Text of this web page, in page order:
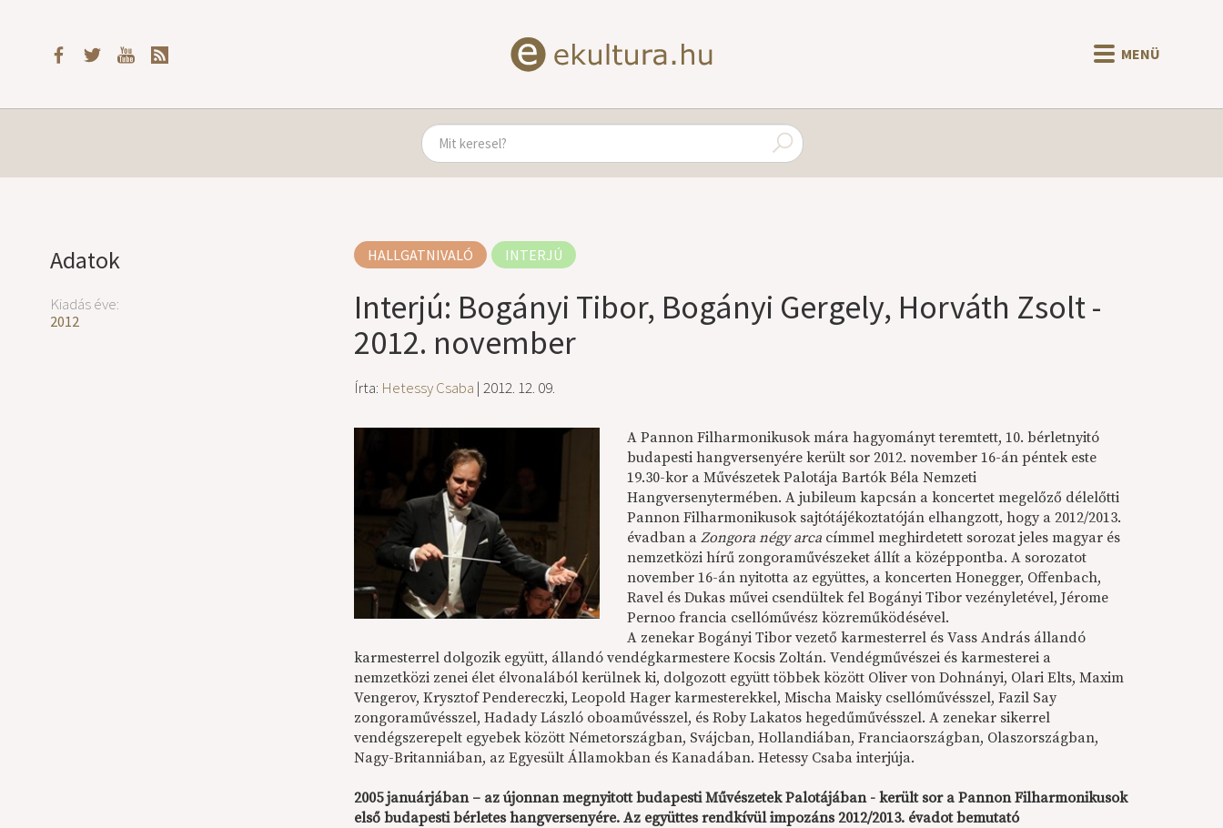
MENÜ
Adatok
Kiadás éve:
2012
HALLGATNIVALÓ INTERJÚ
Interjú: Bogányi Tibor, Bogányi Gergely, Horváth Zsolt -
2012. november
Írta: Hetessy Csaba | 2012. 12. 09.
A Pannon Filharmonikusok mára hagyományt teremtett, 10. bérletnyitó
budapesti hangversenyére került sor 2012. november 16-án péntek este
19.30-kor a Művészetek Palotája Bartók Béla Nemzeti
Hangversenytermében. A jubileum kapcsán a koncertet megelőző délelőtti
Pannon Filharmonikusok sajtótájékoztatóján elhangzott, hogy a 2012/2013.
évadban aZongora négy arca címmel meghirdetett sorozat jeles magyar és
nemzetközi hírű zongoraművészeket állít a középpontba. A sorozatot
november 16-án nyitotta az együttes, a koncerten Honegger, Offenbach,
Ravel és Dukas művei csendültek fel Bogányi Tibor vezényletével, Jérome
Pernoo francia csellóművész közreműködésével.
A zenekar Bogányi Tibor vezető karmesterrel és Vass András állandó
karmesterrel dolgozik együtt, állandó vendégkarmestere Kocsis Zoltán. Vendégművészei és karmesterei a
nemzetközi zenei élet élvonalából kerülnek ki, dolgozott együtt többek között Oliver von Dohnányi, Olari Elts, Maxim
Vengerov, Krysztof Pendereczki, Leopold Hager karmesterekkel, Mischa Maisky csellóművésszel, Fazil Say
zongoraművésszel, Hadady László oboaművésszel, és Roby Lakatos hegedűművésszel. A zenekar sikerrel
vendégszerepelt egyebek között Németországban, Svájcban, Hollandiában, Franciaországban, Olaszországban,
Nagy-Britanniában, az Egyesült Államokban és Kanadában. Hetessy Csaba interjúja.
2005 januárjában – az újonnan megnyitott budapesti Művészetek Palotájában - került sor a Pannon Filharmonikusok
első budapesti bérletes hangversenyére. Az együttes rendkívül impozáns 2012/2013. évadot bemutató